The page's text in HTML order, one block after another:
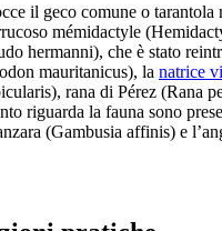
il geco comune o tarantola
mémidactyle (
hermanni), che è stato
mauritanicus), la natrice
), rana di Pérez (Rana
riguarda la fauna sono
(Gambusia affinis) e